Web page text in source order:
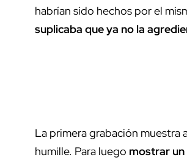
habrían sido hechos por el
suplicaba que ya no la
La primera grabación muestra
humille. Para luego mostrar